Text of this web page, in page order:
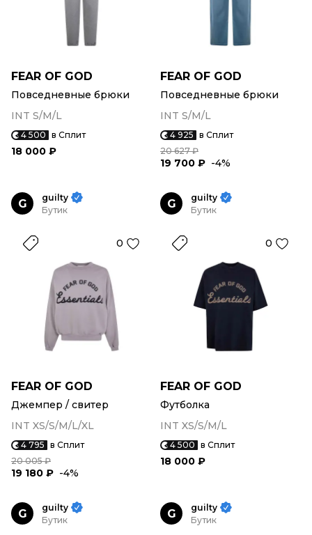
FEAR OF GOD
Повседневные брюки
INT S/M/L
4 500 в Сплит
18 000 ₽
FEAR OF GOD
Повседневные брюки
INT S/M/L
4 925 в Сплит
20 627 ₽
19 700 ₽ -4%
G
guilty
Бутик
0
FEAR OF GOD
Джемпер / свитер
INT XS/S/M/L/XL
4 795 в Сплит
20 005 ₽
19 180 ₽ -4%
G
guilty
Бутик
0
FEAR OF GOD
Футболка
INT XS/S/M/L
4 500 в Сплит
18 000 ₽
G
guilty
Бутик
G
guilty
Бутик